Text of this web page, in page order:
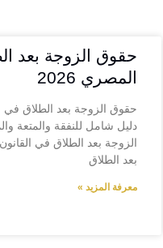
حقوق الزوجة بعد
المصري 2026
دليل شامل للنفقة والمتعة
الزوجة بعد الطلاق في
بعد الطلاق
معرفة المزيد »